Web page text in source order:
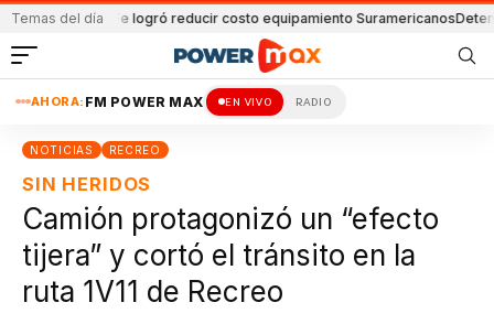
Temas del día
Santa Fe logró reducir costo equipamiento SuramericanosDetenido por
AHORA: FM POWER MAX EN VIVO RADIO
NOTICIAS RECREO
SIN HERIDOS
Camión protagonizó un “efecto
tijera” y cortó el tránsito en la
ruta 1V11 de Recreo